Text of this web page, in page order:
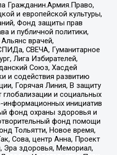
Гражданин.Армия.Право,
и европейской культуры,
Фонд защиты прав
и публичной политики,
врачей,
СВЕЧА, Гуманитарное
Лига Избирателей,
Союз, Хасдей
и содействия развитию
Горячая Линия, В защиту
глобализации и социальных
инициатив
фонд охраны здоровья и
фонд помощи
Тольятти, Новое время,
Сова, центр Анна, Проект
Эра здоровья, Мемориал,